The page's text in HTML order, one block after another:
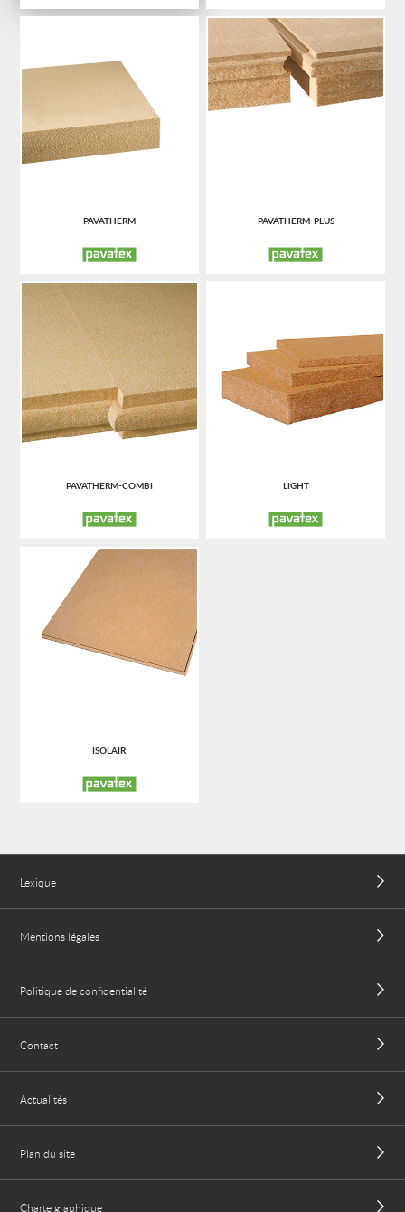
PAVATHERM PAVATHERM-PLUS
PAVATHERM-COMBI LIGHT
ISOLAIR
Lexique
Mentions légales
Politique de confidentialité
Contact
Actualités
Plan du site
Charte graphique